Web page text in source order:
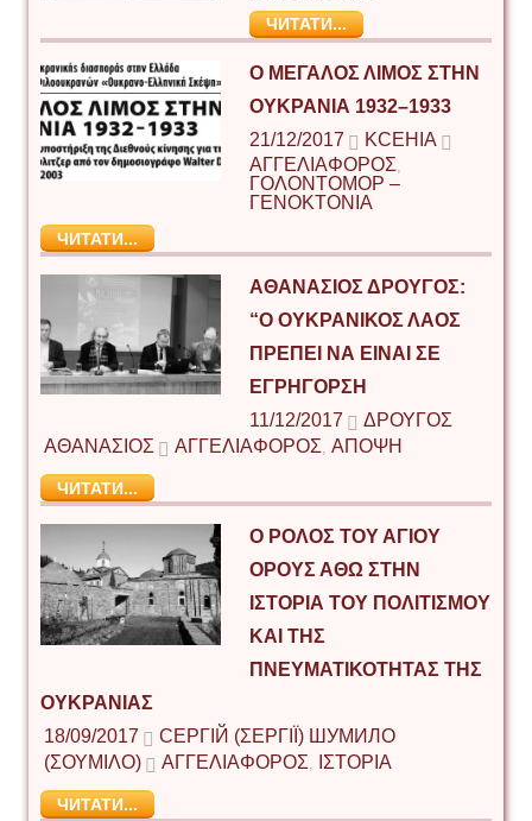
ЧИТАТИ...
Ο ΜΕΓΑΛΟΣ ΛΙΜΟΣ ΣΤΗΝ
ΟΥΚΡΑΝΙΑ 1932–1933
21/12/2017
KCEHIA
ΑΓΓΕΛΙΑΦΟΡΟΣ
ΓΟΛΟΝΤΟΜΟΡ –
ΓΕΝΟΚΤΟΝΙΑ
ЧИТАТИ...
ΑΘΑΝΑΣΙΟΣ ΔΡΟΥΓΟΣ:
“Ο ΟΥΚΡΑΝΙΚΟΣ ΛΑΟΣ
ΠΡΕΠΕΙ ΝΑ ΕΙΝΑΙ ΣΕ
ΕΓΡΗΓΟΡΣΗ
11/12/2017
ΔΡΟΥΓΟΣ
ΑΘΑΝΆΣΙΟΣ
ΑΓΓΕΛΙΑΦΟΡΟΣ, ΑΠΟΨΗ
ЧИТАТИ...
Ο ΡΟΛΟΣ ΤΟΥ ΆΓΙΟΥ
ΌΡΟΥΣ ΆΘΩ ΣΤΗΝ
ΙΣΤΟΡΙΑ ΤΟΥ ΠΟΛΙΤΙΣΜΟΥ
ΚΑΙ ΤΗΣ
ΠΝΕΥΜΑΤΙΚΟΤΗΤΑΣ ΤΗΣ
ΟΥΚΡΑΝΙΑΣ
18/09/2017
СЕРГІЙ (ΣΕΡΓΊΙ) ШУМИЛО
(ΣΟΥΜΊΛΟ)
ΑΓΓΕΛΙΑΦΟΡΟΣ, ΙΣΤΟΡΙΑ
ЧИТАТИ...